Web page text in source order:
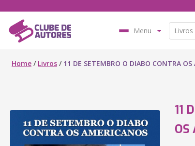
Menu
Home / Livros / 11 DE SETEMBRO O DIABO CONTRA OS
11
OS